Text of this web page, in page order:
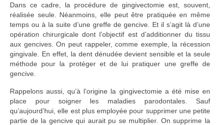
Dans ce cadre, la procédure de gingivectomie est, souvent,
réalisée seule. Néanmoins, elle peut être pratiquée en même
temps ou à la suite d’une greffe de gencive. Et il s’agit là d’une
opération chirurgicale dont l’objectif est d’additionner du tissu
aux gencives. On peut rappeler, comme exemple, la récession
gingivale. En effet, la dent dénudée devient sensible et la seule
méthode pour la protéger et de lui pratiquer une greffe de
gencive.
Rappelons aussi, qu’à l’origine la gingivectomie a été mise en
place pour soigner les maladies parodontales. Sauf
qu’aujourd’hui, elle est plus employée pour supprimer une petite
partie de la gencive qui aurait pu se multiplier. On supprime la